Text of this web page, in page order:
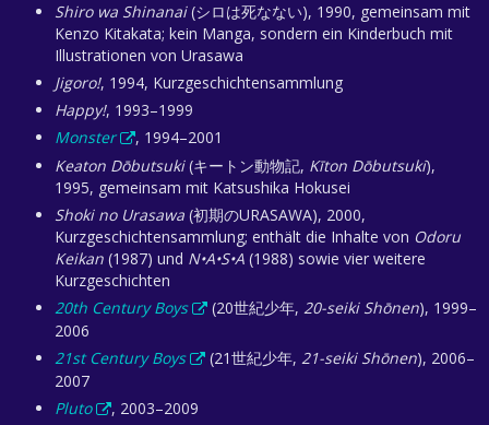
Shiro wa Shinanai(シロは死なない), 1990, gemeinsam mit
Kenzo Kitakata; kein Manga, sondern ein Kinderbuch mit
Illustrationen von Urasawa
Jigoro!, 1994, Kurzgeschichtensammlung
Happy!, 1993–1999
Monster
, 1994–2001
Keaton Dōbutsuki(キートン動物記, Kīton Dōbutsuki),
1995, gemeinsam mit Katsushika Hokusei
Shoki no Urasawa (初期のURASAWA), 2000,
Kurzgeschichtensammlung; enthält die Inhalte von Odoru
Keikan (1987) und N•A•S•A (1988) sowie vier weitere
Kurzgeschichten
20th Century Boys
(20世紀少年, 20-seiki Shōnen), 1999–
2006
21st Century Boys
(21世紀少年, 21-seiki Shōnen), 2006–
2007
Pluto
, 2003–2009